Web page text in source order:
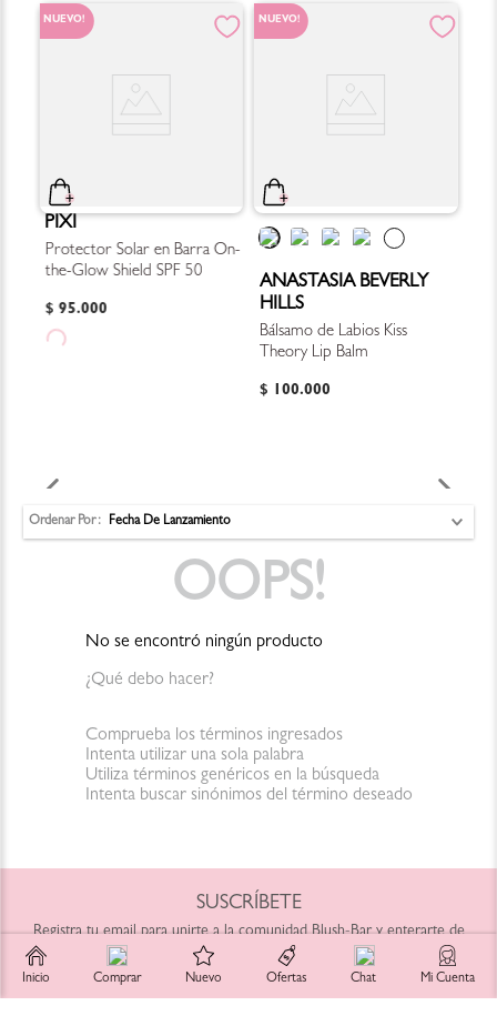
Inicio Comprar Nuevo Ofertas Chat Mi Cuenta
NUEVO!
PIXI
Protector Solar en Barra On-
the-Glow Shield SPF 50
$ 95.000
NUEVO!
ANASTASIA BEVERLY
HILLS
Bálsamo de Labios Kiss
Theory Lip Balm
$ 100.000
Ordenar Por Fecha De Lanzamiento
OOPS!
No se encontró ningún producto
¿Qué debo hacer?
Comprueba los términos ingresados
Intenta utilizar una sola palabra
Utiliza términos genéricos en la búsqueda
Intenta buscar sinónimos del término deseado
SUSCRÍBETE
Registra tu email para unirte a la comunidad Blush-Bar y enterarte de
promociones, lanzamientos y más!